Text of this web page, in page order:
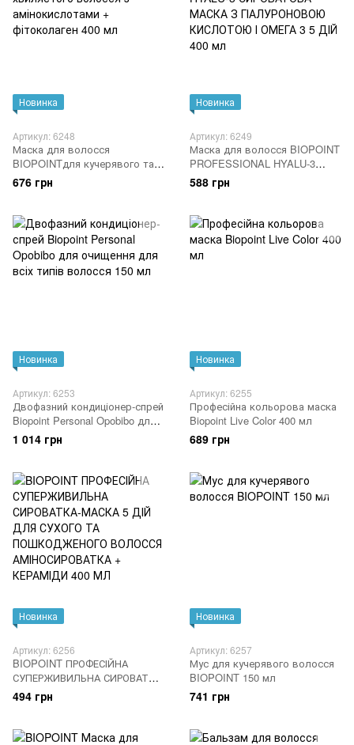
Новинка
Артикул: 6248
Маска для волосся
BIOPOINTдля кучерявого та
хвилястого волосся з
амінокислотами +
676 грн
Новинка
Артикул: 6249
Маска для волосся BIOPOINT
PROFESSIONAL HYALU-3
СИРОВАТОВА МАСКА З
ГІАЛУРОНОВОЮ КИСЛОТОЮ І
588 грн
Новинка
Артикул: 6253
Двофазний кондиціонер-спрей
Biopoint Personal Opobibo для
очищення для всіх типів
волосся 150 мл
1 014 грн
Новинка
Артикул: 6255
Професійна кольорова маска
Biopoint Live Color 400 мл
689 грн
Новинка
Артикул: 6256
BIOPOINT ПРОФЕСІЙНА
СУПЕРЖИВИЛЬНА СИРОВАТКА-
МАСКА 5 ДІЙ ДЛЯ СУХОГО ТА
ПОШКОДЖЕНОГО ВОЛОССЯ
400 МЛ
494 грн
Новинка
Артикул: 6257
Мус для кучерявого волосся
BIOPOINT 150 мл
741 грн